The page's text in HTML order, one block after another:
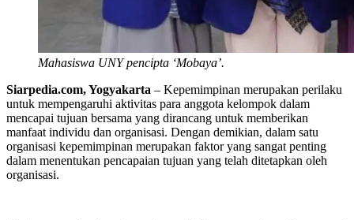
Mahasiswa UNY pencipta ‘Mobaya’.
Siarpedia.com, Yogyakarta – Kepemimpinan merupakan perilaku
untuk mempengaruhi aktivitas para anggota kelompok dalam
mencapai tujuan bersama yang dirancang untuk memberikan
manfaat individu dan organisasi. Dengan demikian, dalam satu
organisasi kepemimpinan merupakan faktor yang sangat penting
dalam menentukan pencapaian tujuan yang telah ditetapkan oleh
organisasi.